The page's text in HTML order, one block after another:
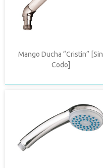
Mango Ducha “Cristin” [Sin
Codo]